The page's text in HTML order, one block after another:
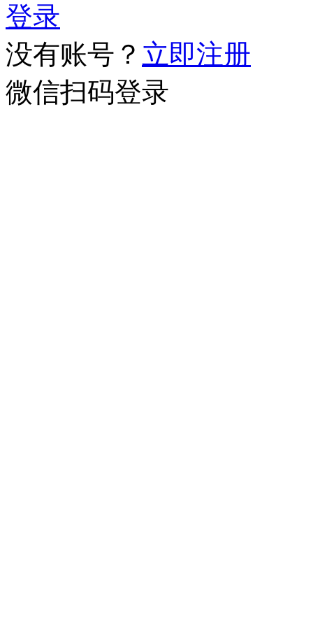
登录
没有账号？ 立即注册
微信扫码登录